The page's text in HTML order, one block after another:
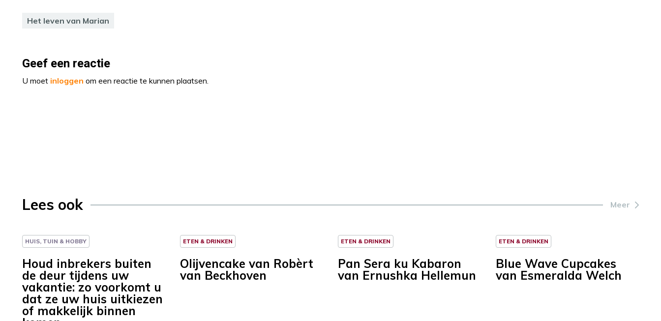
Het leven van Marian
Geef een reactie
U moet inloggen om een reactie te kunnen plaatsen.
Lees ook Meer
HUIS, TUIN & HOBBY
Houd inbrekers buiten
de deur tijdens uw
vakantie: zo voorkomt u
dat ze uw huis uitkiezen
of makkelijk binnen
ETEN & DRINKEN
Olijvencake van Robèrt
van Beckhoven
ETEN & DRINKEN
Pan Sera ku Kabaron
van Ernushka Hellemun
ETEN & DRINKEN
Blue Wave Cupcakes
van Esmeralda Welch